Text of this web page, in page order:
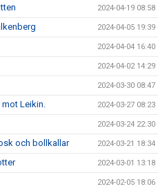
2024-04-19 08:58
2024-04-05 19:39
2024-04-04 16:40
2024-04-02 14:29
2024-03-30 08:47
mot Leikin. 2024-03-27 08:23
2024-03-24 22:30
och bollkallar 2024-03-21 18:34
2024-03-01 13:18
2024-02-05 18:06